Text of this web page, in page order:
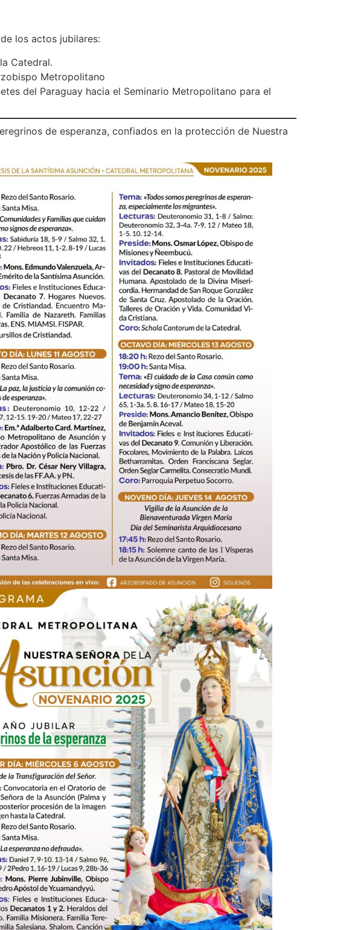
los actos jubilares:
Catedral.
Metropolitano
del Paraguay hacia el Seminario Metropolitano para el
de esperanza, confiados en la protección de Nuestra